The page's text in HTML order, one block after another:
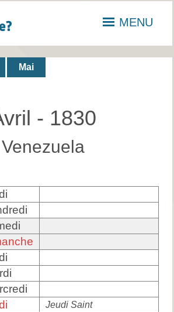
MENU
Mai
- 1830
Venezuela
Jeudi Saint